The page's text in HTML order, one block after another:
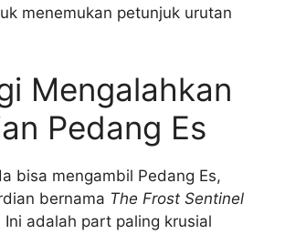
menemukan petunjuk urutan
Mengalahkan
Pedang Es
bisa mengambil Pedang Es,
bernama The Frost Sentinel
Ini adalah part paling krusial